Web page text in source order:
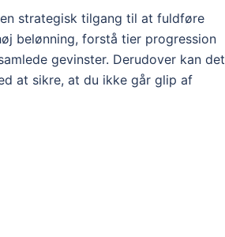
strategisk tilgang til at fuldføre
belønning, forstå tier progression
gevinster. Derudover kan det
at sikre, at du ikke går glip af